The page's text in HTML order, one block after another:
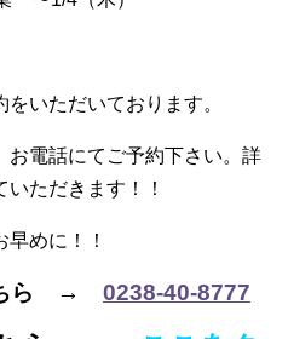
いただいております。
お電話にてご予約下さい。詳
ただきます！！
めに！！
ちら → 0238-40-8777